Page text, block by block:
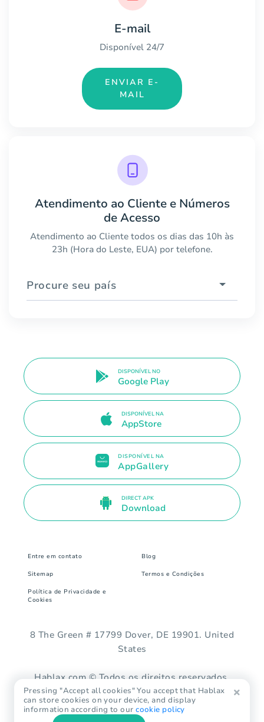
E-mail
Disponível 24/7
ENVIAR E-
MAIL
Atendimento ao Cliente e Números
de Acesso
Atendimento ao Cliente todos os dias das 10h às
23h (Hora do Leste, EUA) por telefone.
Procure seu país
DISPONÍVEL NO
Google Play
DISPONÍVEL NA
AppStore
DISPONÍVEL NA
AppGallery
DIRECT APK
Download
Entre em contato Blog
Sitemap Termos e Condições
Política de Privacidade e
Cookies
8 The Green # 17799 Dover, DE 19901. United
States
Hablax.com © Todos os direitos reservados.
Pressing "Accept all cookies" You accept that Hablax
can store cookies on your device, and display
information according to ourcookie policy